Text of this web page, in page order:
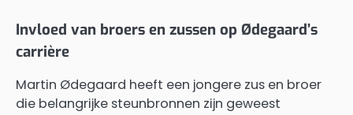
Invloed van broers en zussen op Ødegaard’s
carrière
Martin Ødegaard heeft een jongere zus en broer
die belangrijke steunbronnen zijn geweest